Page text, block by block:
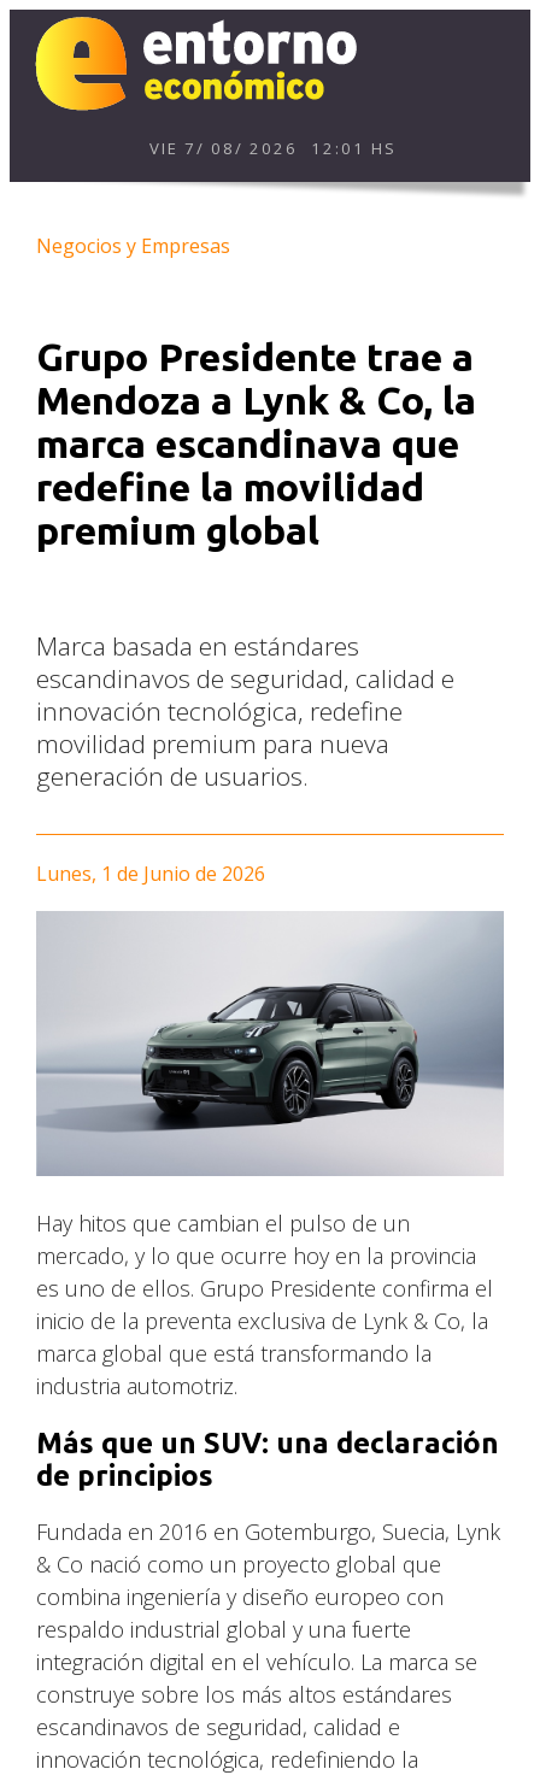
VIE 7/ 08/ 2026 12:01 HS
Negocios y Empresas
Grupo Presidente trae a
Mendoza a Lynk & Co, la
marca escandinava que
redefine la movilidad
premium global
Marca basada en estándares
escandinavos de seguridad, calidad e
innovación tecnológica, redefine
movilidad premium para nueva
generación de usuarios.
Lunes, 1 de Junio de 2026
Hay hitos que cambian el pulso de un
mercado, y lo que ocurre hoy en la provincia
es uno de ellos. Grupo Presidente confirma el
inicio de la preventa exclusiva de Lynk & Co, la
marca global que está transformando la
industria automotriz.
Más que un SUV: una declaración
de principios
Fundada en 2016 en Gotemburgo, Suecia, Lynk
& Co nació como un proyecto global que
combina ingeniería y diseño europeo con
respaldo industrial global y una fuerte
integración digital en el vehículo. La marca se
construye sobre los más altos estándares
escandinavos de seguridad, calidad e
innovación tecnológica, redefiniendo la